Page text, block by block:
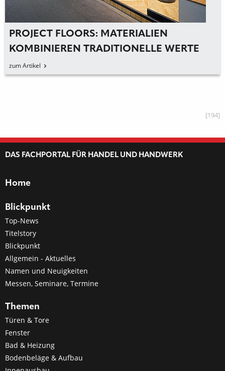
PROJECT FLOORS: MATERIALIEN
KOMBINIEREN TRADITIONELLE WERTE
UND MODERNE
zum Artikel
[194]
DAS FACHPORTAL FÜR HANDEL UND HANDWERK
Home
Blickpunkt
Top-News
Titelstory
Blickpunkt
Allgemein - Aktuelles
Namen und Neuigkeiten
Messen, Seminare, Termine
Themen
Türen & Tore
Fenster
Bad & Heizung
Bodenbeläge & Aufbau